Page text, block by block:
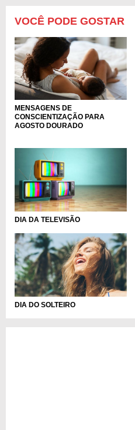
VOCÊ PODE GOSTAR
MENSAGENS DE
CONSCIENTIZAÇÃO PARA
AGOSTO DOURADO
DIA DA TELEVISÃO
DIA DO SOLTEIRO